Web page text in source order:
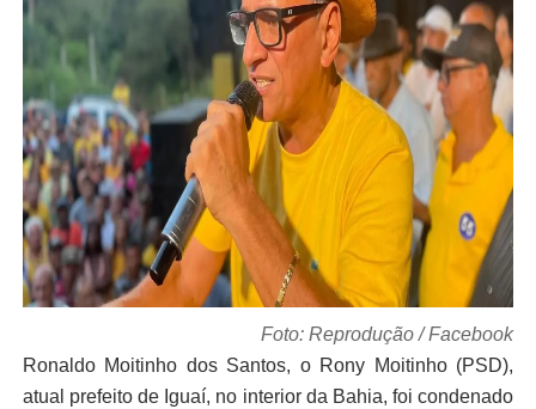
Foto: Reprodução / Facebook
Ronaldo Moitinho dos Santos, o Rony Moitinho (PSD),
atual prefeito de Iguaí, no interior da Bahia, foi condenado